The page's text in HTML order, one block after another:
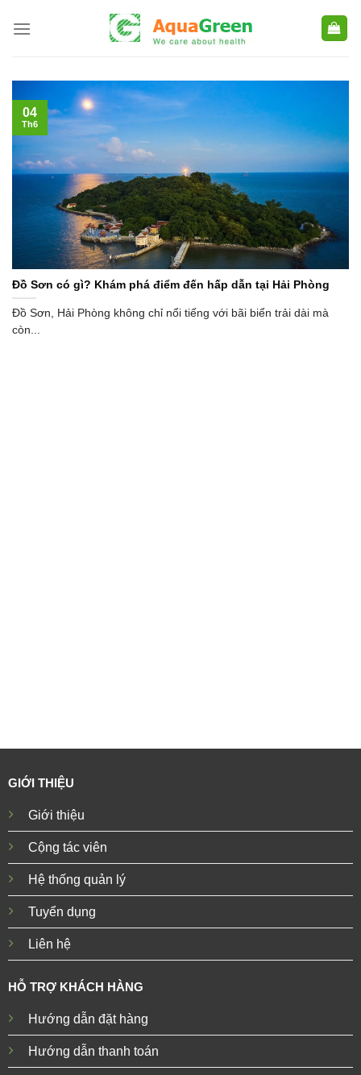
Đồ Sơn có gì? Khám phá điểm đến hấp dẫn tại Hải Phòng
Đồ Sơn, Hải Phòng không chỉ nổi tiếng với bãi biển trải dài mà
còn...
04
Th6
GIỚI THIỆU
Giới thiệu
Cộng tác viên
Hệ thống quản lý
Tuyển dụng
Liên hệ
HỖ TRỢ KHÁCH HÀNG
Hướng dẫn đặt hàng
Hướng dẫn thanh toán